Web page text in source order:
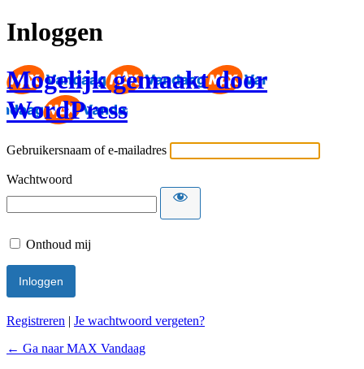
Inloggen
Mogelijk gemaakt door
WordPress
Gebruikersnaam of e-mailadres
Wachtwoord
Onthoud mij
Registreren | Je wachtwoord vergeten?
← Ga naar MAX Vandaag